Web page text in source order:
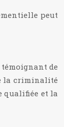
peut
de
la criminalité
qualifiée et la